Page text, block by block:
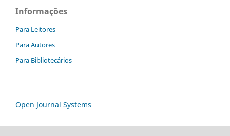
Informações
Para Leitores
Para Autores
Para Bibliotecários
Open Journal Systems